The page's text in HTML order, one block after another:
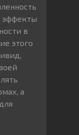
эффекты
в
этого
а